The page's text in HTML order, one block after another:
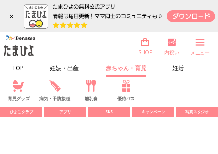
×
TOP 妊娠・出産 赤ちゃん・育児 妊活
SHOP 内祝い メニュー
育児グッズ 病気・予防接種 離乳食 優待パス
ひよこクラブ アプリ SNS キャンペーン 写真スタジオ